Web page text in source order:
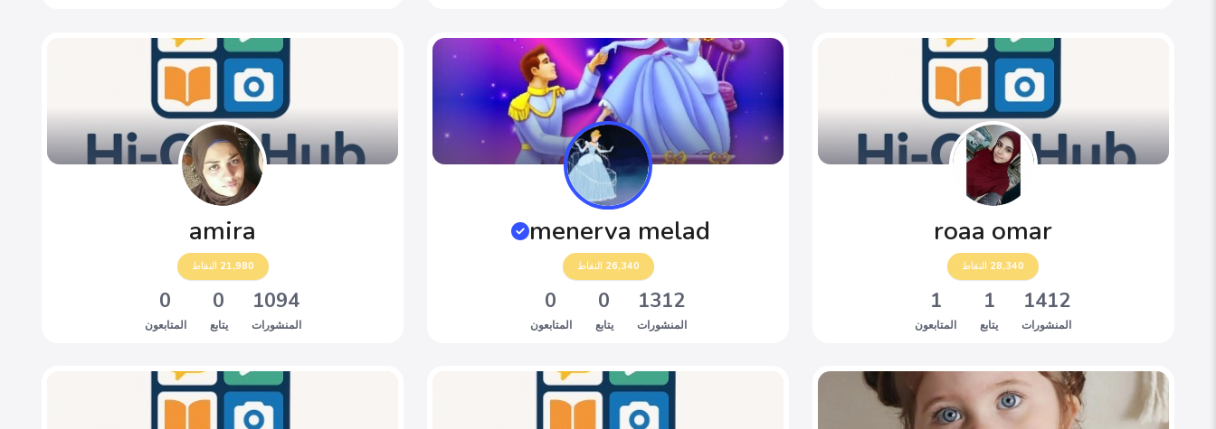
roaa omar
28,340 النقاط
1412
المنشورات
1
يتابع
1
المتابعون
menerva melad
26,340 النقاط
1312
المنشورات
0
يتابع
0
المتابعون
amira
21,980 النقاط
1094
المنشورات
0
يتابع
0
المتابعون